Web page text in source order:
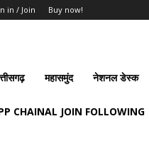
in / Join Buy now!
महासमुंद नेशनल डेस्क
CHAINAL JOIN FOLLOWING